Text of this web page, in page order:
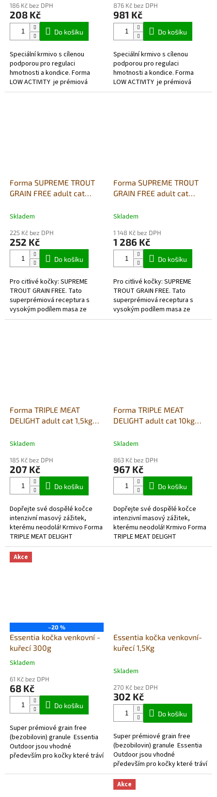
186 Kč bez DPH
208 Kč
Do košíku
Speciální krmivo s cílenou
podporou pro regulaci
hmotnosti a kondice. Forma
LOW ACTIVITY je prémiová
receptura s vysokým obsahem
876 Kč bez DPH
981 Kč
Do košíku
Speciální krmivo s cílenou
podporou pro regulaci
hmotnosti a kondice. Forma
LOW ACTIVITY je prémiová
receptura s vysokým obsahem
Forma SUPREME TROUT
GRAIN FREE adult cat
Skladem
225 Kč bez DPH
252 Kč
Do košíku
Pro citlivé kočky: SUPREME
TROUT GRAIN FREE. Tato
superprémiová receptura s
vysokým podílem masa ze
pstruha je navržena pro
Forma SUPREME TROUT
GRAIN FREE adult cat
Skladem
1 148 Kč bez DPH
1 286 Kč
Do košíku
Pro citlivé kočky: SUPREME
TROUT GRAIN FREE. Tato
superprémiová receptura s
vysokým podílem masa ze
pstruha je navržena pro
Forma TRIPLE MEAT
DELIGHT adult cat 1,5kg
Skladem
185 Kč bez DPH
207 Kč
Do košíku
Dopřejte své dospělé kočce
intenzivní masový zážitek,
kterému neodolá! Krmivo Forma
TRIPLE MEAT DELIGHT
kombinuje tři vysoce chutné
druhy masa – hovězí, drůbeží a
vepřové. Tato...
Forma TRIPLE MEAT
DELIGHT adult cat 10kg
Skladem
863 Kč bez DPH
967 Kč
Do košíku
Dopřejte své dospělé kočce
intenzivní masový zážitek,
kterému neodolá! Krmivo Forma
TRIPLE MEAT DELIGHT
kombinuje tři vysoce chutné
Akce
–20 %
Essentia kočka venkovní -
kuřecí 300g
Průměrné
produktu
je
hvězdiček.
Skladem
61 Kč bez DPH
68 Kč
Do košíku
Super prémiové grain free
(bezobilovin) granule Essentia
Outdoor jsou vhodné
především pro kočky které tráví
Poskytují těm aktivnějším
Essentia kočka venkovní-
kuřecí 1,5Kg
Skladem
270 Kč bez DPH
302 Kč
Do košíku
Super prémiové grain free
(bezobilovin) granule Essentia
Outdoor jsou vhodné
především pro kočky které tráví
většinu času mimo domov.
Poskytují těm aktivnějším
kočkám spousty...
Akce